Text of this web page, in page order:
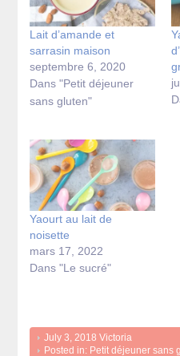
Lait d’amande et
sarrasin maison
septembre 6, 2020
Dans "Petit déjeuner
sans gluten"
Yaourt au lait de
noisette
mars 17, 2022
Dans "Le sucré"
July 3, 2018 Victoria
Posted in: Petit déjeuner sans